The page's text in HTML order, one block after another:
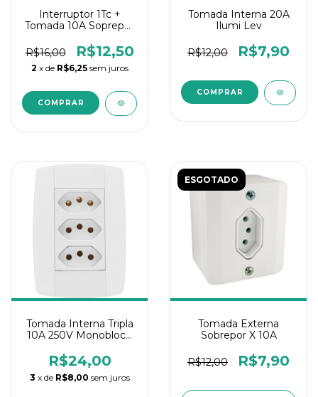
Interruptor 1Tc +
Tomada 10A Soprepor
R$16,00
R$12,50
2 x de R$6,25 sem juros
Tomada Interna 20A
Ilumi Lev
R$12,00 R$7,90
Tomada Interna Tripla
10A 250V Monobloco
R$24,00
3 x de R$8,00 sem juros
ESGOTADO
Tomada Externa
Sobrepor X 10A
R$12,00 R$7,90